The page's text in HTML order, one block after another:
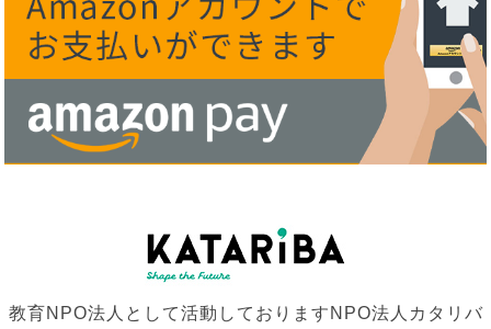
教育NPO法人として活動しておりますNPO法人カタリバ